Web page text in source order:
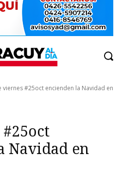
viernes #25oct encienden la Navidad en
Navidad en